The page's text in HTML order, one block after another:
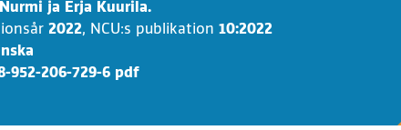
ja Erja Kuurila.
2022, NCU:s publikation 10:2022
952-206-729-6 pdf